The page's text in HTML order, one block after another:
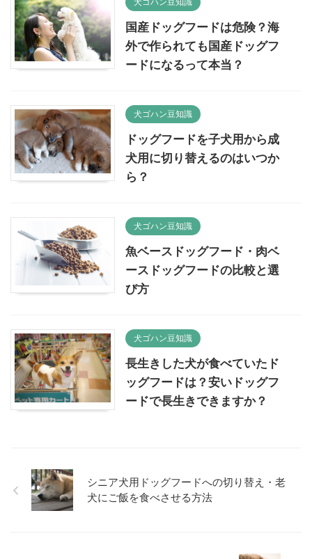
国産ドッグフードは危険？海
外で作られても国産ドッグフ
ードになるって本当？
犬ゴハン豆知識
ドッグフードを子犬用から成
犬用に切り替えるのはいつか
ら？
犬ゴハン豆知識
魚ベースドッグフード・肉ベ
ースドッグフードの比較と選
び方
犬ゴハン豆知識
長生きした犬が食べていたド
ッグフードは？安いドッグフ
ードで長生きできますか？
シニア犬用ドッグフードへの切り替え・老
犬にご飯を食べさせる方法